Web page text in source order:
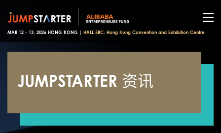
MAR 12 - 13, 2026 HONG KONG | HALL 5BC, Hong Kong Convention and Exhibition Centre
JUMPSTARTER 资讯